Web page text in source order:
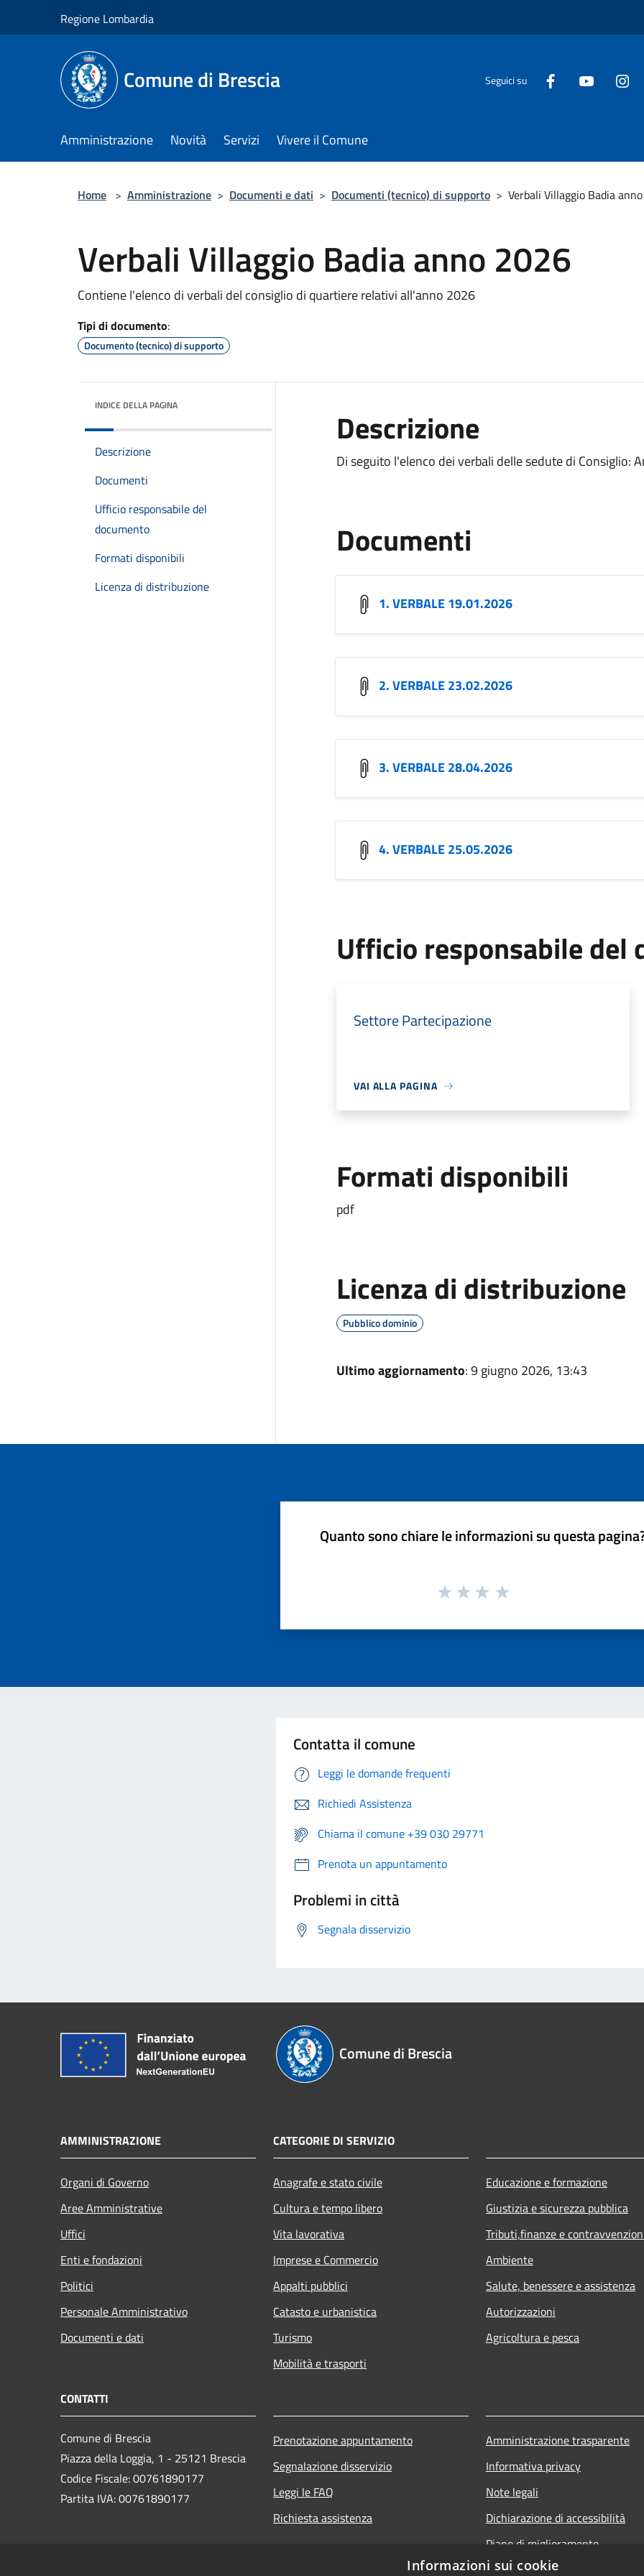
Regione Lombardia
Comune di Brescia Seguici su
Amministrazione Novità Servizi Vivere il Comune
Home > Amministrazione > Documenti e dati > Documenti (tecnico) di supporto > Verbali Villaggio Badia
Verbali Villaggio Badia anno 2026
Contiene l'elenco di verbali del consiglio di quartiere relativi all'anno 2026
Tipi di documento:
Documento (tecnico) di supporto
INDICE DELLA PAGINA
Descrizione
Documenti
Ufficio responsabile del
documento
Formati disponibili
Licenza di distribuzione
Descrizione
Di seguito l'elenco dei verbali delle sedute di Consiglio:
Documenti
1. VERBALE 19.01.2026
2. VERBALE 23.02.2026
3. VERBALE 28.04.2026
4. VERBALE 25.05.2026
Ufficio responsabile del
Settore Partecipazione
VAI ALLA PAGINA
Formati disponibili
pdf
Licenza di distribuzione
Pubblico dominio
Ultimo aggiornamento: 9 giugno 2026, 13:43
Quanto sono chiare le informazioni su questa
Contatta il comune
Leggi le domande frequenti
Richiedi Assistenza
Chiama il comune +39 030 29771
Prenota un appuntamento
Problemi in città
Segnala disservizio
Comune di Brescia
AMMINISTRAZIONE
Organi di Governo
Aree Amministrative
Uffici
Enti e fondazioni
Politici
Personale Amministrativo
Documenti e dati
CATEGORIE DI SERVIZIO
Anagrafe e stato civile
Cultura e tempo libero
Vita lavorativa
Imprese e Commercio
Appalti pubblici
Catasto e urbanistica
Turismo
Mobilità e trasporti
Educazione e formazione
Giustizia e sicurezza pubblica
Tributi,finanze e
Ambiente
Salute, benessere e assistenza
Autorizzazioni
Agricoltura e pesca
CONTATTI
Comune di Brescia
Piazza della Loggia, 1 - 25121 Brescia
Codice Fiscale: 00761890177
Partita IVA: 00761890177
Prenotazione appuntamento
Segnalazione disservizio
Leggi le FAQ
Richiesta assistenza
Amministrazione trasparente
Informativa privacy
Note legali
Dichiarazione di accessibilità
Piano di miglioramento
Informazioni sui cookie